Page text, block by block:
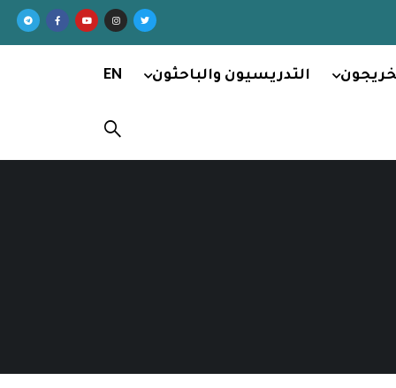
التدريسيون والباحثون EN